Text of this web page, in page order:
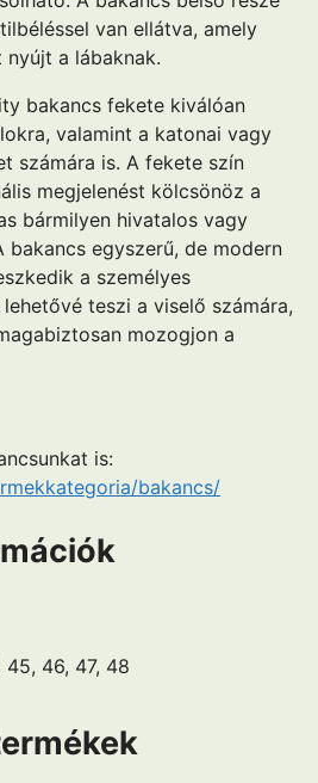
van ellátva, amely
nyújt a lábaknak.
bakancs fekete kiválóan
valamint a katonai vagy
számára is. A fekete szín
megjelenést kölcsönöz a
bármilyen hivatalos vagy
bakancs egyszerű, de modern
a személyes
teszi a viselő számára,
mozogjon a
is:
bakancs/
45, 46, 47, 48